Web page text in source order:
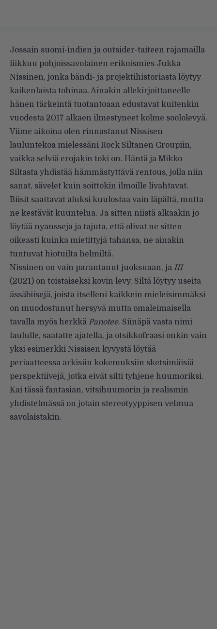
Jossain suomi-indien ja outsider-taiteen rajamailla
liikkuu pohjoissavolainen erikoismies Jukka
Nissinen, jonka bändi- ja projektihistoriasta löytyy
kaikenlaista tohinaa. Ainakin allekirjoittaneelle
hänen tärkeintä tuotantoaan edustavat kuitenkin
vuodesta 2017 alkaen ilmestyneet kolme soololevyä.
Viime aikoina olen rinnastanut Nissisen
lauluntekoa mielessäni Rock Siltanen Groupiin,
vaikka selviä erojakin toki on. Häntä ja Mikko
Siltasta yhdistää hämmästyttävä rentous, jolla niin
sanat, sävelet kuin soittokin ilmoille livahtavat.
Biisit saattavat aluksi kuulostaa vain läpältä, mutta
ne kestävät kuuntelua. Ja sitten niistä alkaakin jo
löytää nyansseja ja tajuta, että olivat ne sitten
oikeasti kuinka mietittyjä tahansa, ne ainakin
tuntuvat hiotuilta helmiltä.
Nissinen on vain parantanut juoksuaan, ja III
(2021) on toistaiseksi kovin levy. Siltä löytyy useita
ässäbiisejä, joista itselleni kaikkein mieleisimmäksi
on muodostunut hersyvä mutta omaleimaisella
tavalla myös herkkä Panotee. Siinäpä vasta nimi
laululle, saatatte ajatella, ja otsikkofraasi onkin vain
yksi esimerkki Nissisen kyvystä löytää
periaatteessa arkisiin kokemuksiin sketsimäisiä
perspektiivejä, jotka eivät silti tyhjene huumoriksi.
Kai tässä fantasian, vitsihuumorin ja realismin
yhdistelmässä on jotain stereotyyppisen velmua
savolaistakin.